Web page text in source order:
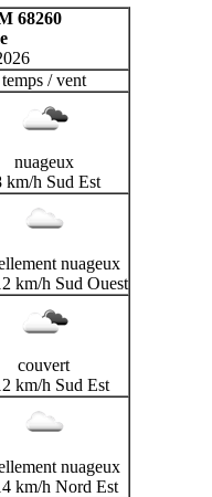
68260
temps / vent
nuageux
km/h Sud Est
nuageux
km/h Sud Ouest
couvert
km/h Sud Est
nuageux
km/h Nord Est